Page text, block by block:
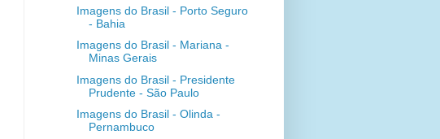
Imagens do Brasil - Porto Seguro
- Bahia
Imagens do Brasil - Mariana -
Minas Gerais
Imagens do Brasil - Presidente
Prudente - São Paulo
Imagens do Brasil - Olinda -
Pernambuco